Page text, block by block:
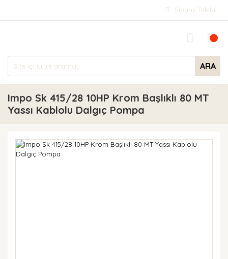
Sipariş Takibi
ARA
Impo Sk 415/28 10HP Krom Başlıklı 80 MT
Yassı Kablolu Dalgıç Pompa